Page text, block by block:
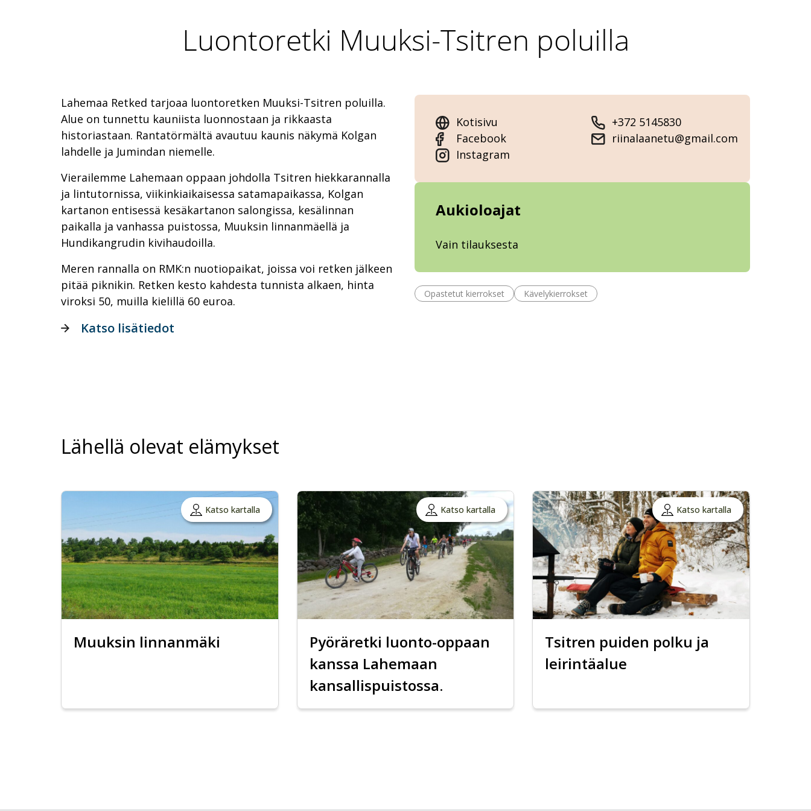
Luontoretki Muuksi-Tsitren poluilla
Lahemaa Retked tarjoaa luontoretken Muuksi-Tsitren poluilla.
Alue on tunnettu kauniista luonnostaan ja rikkaasta
historiastaan. Rantatörmältä avautuu kaunis näkymä Kolgan
lahdelle ja Jumindan niemelle.
Vierailemme Lahemaan oppaan johdolla Tsitren hiekkarannalla
ja lintutornissa, viikinkiaikaisessa satamapaikassa, Kolgan
kartanon entisessä kesäkartanon salongissa, kesälinnan
paikalla ja vanhassa puistossa, Muuksin linnanmäellä ja
Hundikangrudin kivihaudoilla.
Meren rannalla on RMK:n nuotiopaikat, joissa voi retken jälkeen
pitää piknikin. Retken kesto kahdesta tunnista alkaen, hinta
viroksi 50, muilla kielillä 60 euroa.
Kotisivu
Facebook
Instagram
+372 5145830
riinalaanetu@gmail.com
Aukioloajat
Vain tilauksesta
Opastetut kierrokset Kävelykierrokset
Katso lisätiedot
Lähellä olevat elämykset
Katso kartalla
Muuksin linnanmäki
Katso kartalla
Pyöräretki luonto-oppaan
kanssa Lahemaan
kansallispuistossa.
Katso kartalla
Tsitren puiden polku ja
leirintäalue